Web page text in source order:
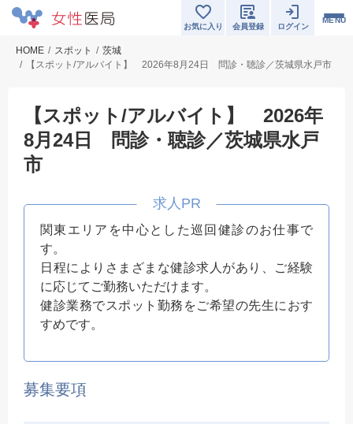
MENU
お気に入り 会員登録 ログイン
HOME スポット
茨城
【スポット/アルバイト】 2026年8月24日 問診・聴診／茨城県水戸市
【スポット/アルバイト】 2026年
8月24日 問診・聴診／茨城県水戸
市
関東エリアを中心とした巡回健診のお仕事で
す。
日程によりさまざまな健診求人があり、ご経験
に応じてご勤務いただけます。
健診業務でスポット勤務をご希望の先生におす
すめです。
募集要項